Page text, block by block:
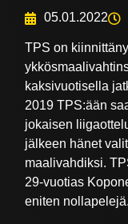
05.01.2022
TPS on
kaksivuotisella
2019 TPS:ään
jokaisen
jälkeen hänet
maalivahdiksi.
29-vuotias
eniten nollapelejä.